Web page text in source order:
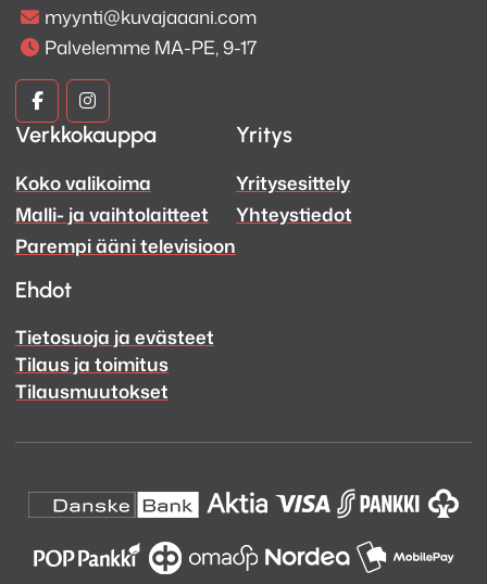
myynti@kuvajaaani.com
Palvelemme MA-PE, 9-17
Kuva
ja
Ääni
Facebook
Kuva
ja
Ääni
Instagram
Verkkokauppa
Koko valikoima
Malli- ja vaihtolaitteet
Parempi ääni televisioon
Yritys
Yritysesittely
Yhteystiedot
Ehdot
Tietosuoja ja evästeet
Tilaus ja toimitus
Tilausmuutokset